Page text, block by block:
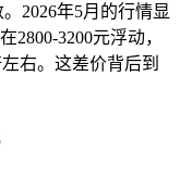
2026年5月的行情显
2800-3200元浮动，
右。这差价背后到